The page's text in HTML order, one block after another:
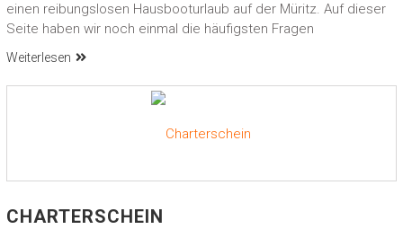
einen reibungslosen Hausbooturlaub auf der Müritz. Auf dieser
Seite haben wir noch einmal die häufigsten Fragen
Weiterlesen
CHARTERSCHEIN